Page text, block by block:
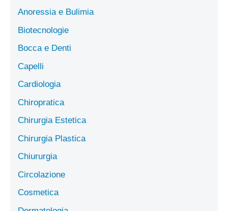
Anoressia e Bulimia
Biotecnologie
Bocca e Denti
Capelli
Cardiologia
Chiropratica
Chirurgia Estetica
Chirurgia Plastica
Chiururgia
Circolazione
Cosmetica